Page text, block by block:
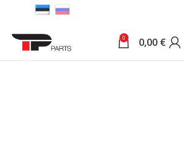
0 0,00 €